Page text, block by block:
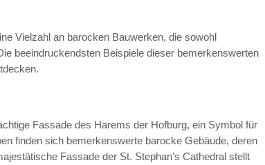
Vielzahl an barocken Bauwerken, die sowohl
beeindruckendsten Beispiele dieser bemerkenswerten
Fassade des Harems der Hofburg, ein Symbol für
finden sich bemerkenswerte barocke Gebäude, deren
Fassade der St. Stephan’s Cathedral stellt